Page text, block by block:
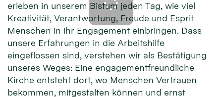
erleben in unserem Bistum jeden Tag, wie viel
Kreativität, Verantwortung, Freude und Esprit
Menschen in ihr Engagement einbringen. Dass
unsere Erfahrungen in die Arbeitshilfe
eingeflossen sind, verstehen wir als Bestätigung
unseres Weges: Eine engagementfreundliche
Kirche entsteht dort, wo Menschen Vertrauen
bekommen, mitgestalten können und ernst